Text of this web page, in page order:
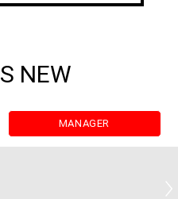
NEW
MANAGER